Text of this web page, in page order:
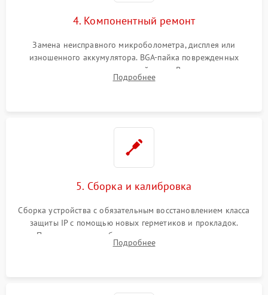
4. Компонентный ремонт
Замена неисправного микроболометра, дисплея или
изношенного аккумулятора. BGA-пайка поврежденных
контроллеров на материнской плате. Восстановление
разъемов и кнопок, замена поврежденных элементов
Подробнее
5. Сборка и калибровка
Сборка устройства с обязательным восстановлением класса
защиты IP с помощью новых герметиков и прокладок.
Программная калибровка матрицы по эталонному
абсолютно черному телу для точного измерения температур.
Подробнее